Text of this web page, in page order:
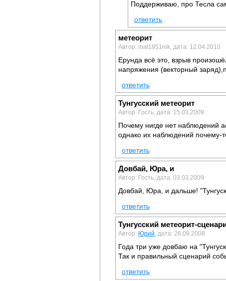
Поддерживаю, про Тесла
ответить
метеорит
Автор: mat1951nik, дата: 12.04.2010
Ерунда всё это, взрыв
напряжения (векторный
ответить
Тунгусский метеорит
Автор: Гость, дата: 15.03.2009
Почему нигде нет наблюдений
однако их наблюдений почему-
ответить
Довбай, Юра, и
Автор: Гость, дата: 03.03.2009
Довбай, Юра, и дальше!
ответить
Тунгусский метеорит-
Автор: Юрий, дата: 26.08.2008
Года три уже довбаю на
Так и правильный сценарий
ответить